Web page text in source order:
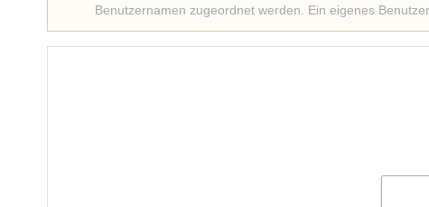
Benutzernamen zugeordnet werden. Ein eigenes